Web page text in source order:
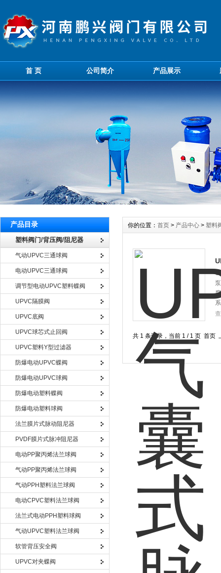
首 页 公司简介 产品展示
产品目录
塑料阀门/背压阀/阻尼器
气动UPVC三通球阀
电动UPVC三通球阀
调节型电动UPVC塑料蝶阀
UPVC隔膜阀
UPVC底阀
UPVC球芯式止回阀
UPVC塑料Y型过滤器
防爆电动UPVC蝶阀
防爆电动UPVC球阀
防爆电动塑料蝶阀
防爆电动塑料球阀
法兰膜片式脉动阻尼器
PVDF膜片式脉冲阻尼器
电动PP聚丙烯法兰球阀
气动PP聚丙烯法兰球阀
气动PPH塑料法兰球阀
电动CPVC塑料法兰球阀
法兰式电动PPH塑料球阀
气动UPVC塑料法兰球阀
软管背压安全阀
UPVC对夹蝶阀
你的位置： 首页 > 产品中心 > 塑料
共 1 条记录，当前 1 / 1 页 首页